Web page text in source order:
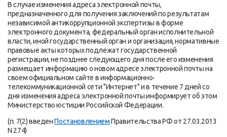
В случае изменения адреса электронной почты,
предназначенного для получения заключений по результатам
независимой антикоррупционной экспертизы в форме
электронного документа, федеральный орган исполнительной
власти, иной государственный орган и организация, нормативные
правовые акты которых подлежат государственной
регистрации, не позднее следующего дня после его изменения
размещает информацию о новом адресе электронной почты на
своем официальном сайте в информационно-
телекоммуникационной сети "Интернет" и в течение 7 дней со
дня изменения адреса электронной почты информирует об этом
Министерство юстиции Российской Федерации.
(п. 7(2) введенПостановлениемПравительства РФ от 27.03.2013
N 274)